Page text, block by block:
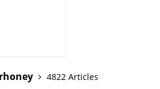
4822 Articles